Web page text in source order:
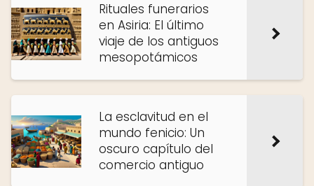
Rituales funerarios
en Asiria: El último
viaje de los antiguos
mesopotámicos
La esclavitud en el
mundo fenicio: Un
oscuro capítulo del
comercio antiguo